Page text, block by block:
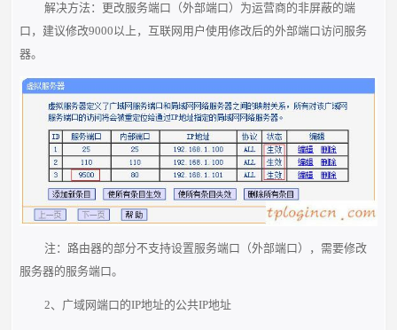
解决方法：更改服务端口（外部端口）为运营商的非屏蔽的端
口，建议修改9000以上，互联网用户使用修改后的外部端口访问服务
器。
注：路由器的部分不支持设置服务端口（外部端口），需要修改
服务器的服务端口。
2、广域网端口的IP地址的公共IP地址